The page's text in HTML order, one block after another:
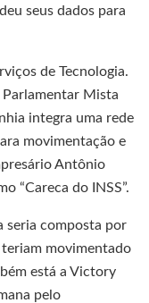
seus dados para
de Tecnologia.
Mista
integra uma rede
movimentação e
Antônio
“Careca do INSS”.
seria composta por
teriam movimentado
está a Victory
pelo